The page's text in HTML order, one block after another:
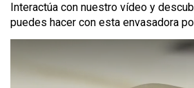
Interactúa con nuestro vídeo y
puedes hacer con esta envasadora